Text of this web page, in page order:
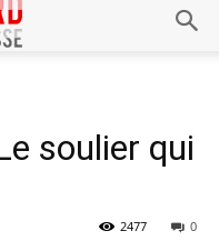
soulier qui
0
2477